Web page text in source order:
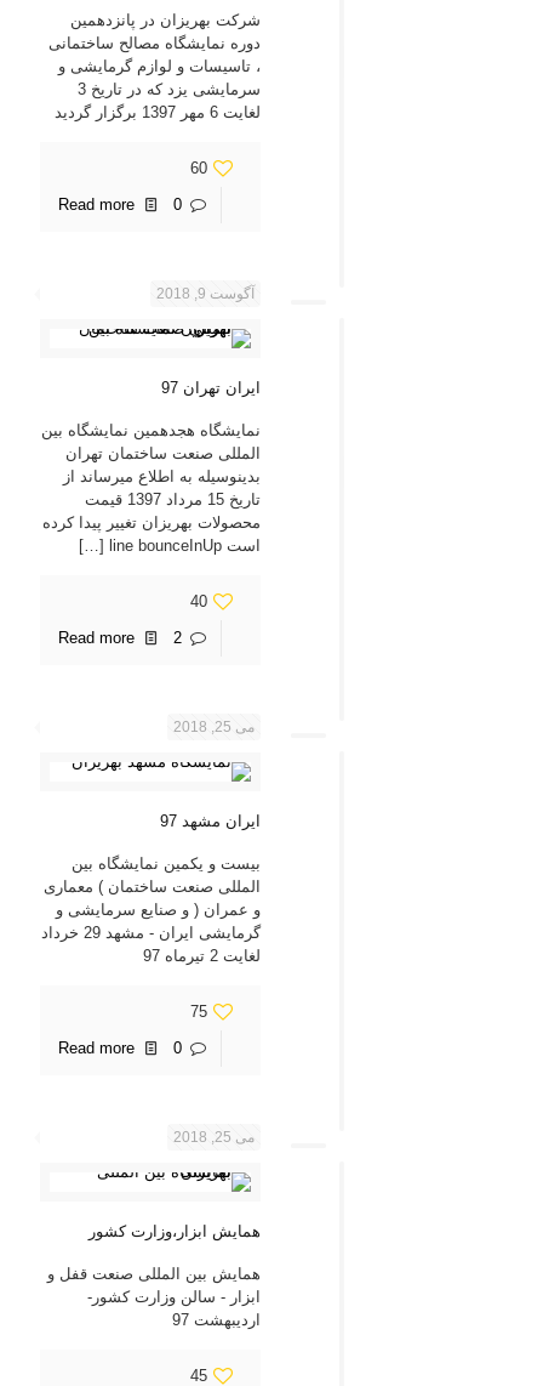
شرکت بهریزان در پانزدهمین
دوره نمایشگاه مصالح ساختمانی
، تاسیسات و لوازم گرمایشی و
سرمایشی یزد که در تاریخ 3
لغایت 6 مهر 1397 برگزار گردید
60
0
Read more
آگوست 9, 2018
ایران تهران 97
نمایشگاه هجدهمین نمایشگاه بین
المللی صنعت ساختمان تهران
بدینوسیله به اطلاع میرساند از
تاریخ 15 مرداد 1397 قیمت
محصولات بهریزان تغییر پیدا کرده
است line bounceInUp
[…]
40
2
Read more
می 25, 2018
ایران مشهد 97
بیست و یکمین نمایشگاه بین
المللی صنعت ساختمان ) معماری
و عمران ( و صنایع سرمایشی و
گرمایشی ایران - مشهد 29 خرداد
لغایت 2 تیرماه 97
75
0
Read more
می 25, 2018
همایش ابزار،وزارت کشور
همایش بین المللی صنعت قفل و
ابزار - سالن وزارت کشور-
اردیبهشت 97
45